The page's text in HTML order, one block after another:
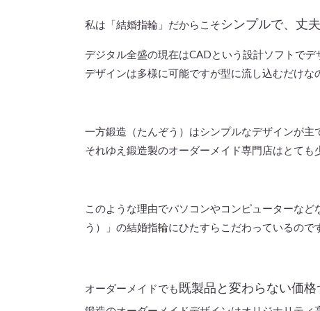
私は「結婚指輪」だからこそシンプルで、丈
デジタル全盛の現在はCADという設計ソフトで
デザインは多様に可能ですが型に流し込むだけな
一方鍛造（たんぞう）はシンプルなデザインが主
それゆえ鍛造製のオーダーメイド専門店はとても
このような理由でパソコンやコンピューターな
う）」の結婚指輪にひたすらこだわっているので
オーダーメイドでも既製品と変わらない価格